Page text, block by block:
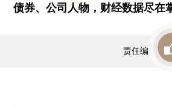
债券、公司人物，财经数据尽在
责任编辑：